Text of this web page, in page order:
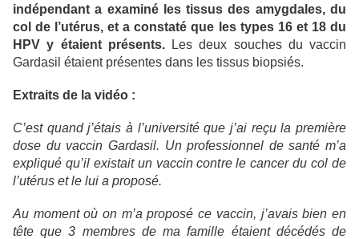
indépendant a examiné les tissus des amygdales, du
col de l’utérus, et a constaté que les types 16 et 18 du
HPV y étaient présents.
Les deux souches du vaccin
Gardasil étaient présentes dans les tissus biopsiés.
Extraits de la vidéo :
C’est quand j’étais à l’université que j’ai reçu la première
dose du vaccin Gardasil. Un professionnel de santé m’a
expliqué qu’il existait un vaccin contre le cancer du col de
l’utérus et le lui a proposé.
Au moment où on m’a proposé ce vaccin, j’avais bien en
tête que 3 membres de ma famille étaient décédés de